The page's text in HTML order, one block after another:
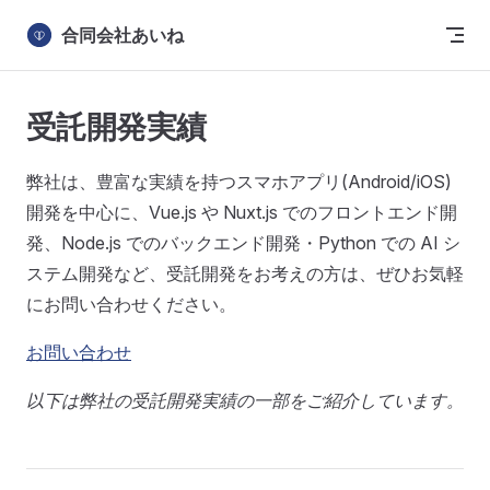
Skip to content
合同会社あいね
受託開発実績
弊社は、豊富な実績を持つスマホアプリ(Android/iOS)
開発を中心に、Vue.js や Nuxt.js でのフロントエンド開
発、Node.js でのバックエンド開発・Python での AI シ
ステム開発など、受託開発をお考えの方は、ぜひお気軽
にお問い合わせください。
お問い合わせ
以下は弊社の受託開発実績の一部をご紹介しています。